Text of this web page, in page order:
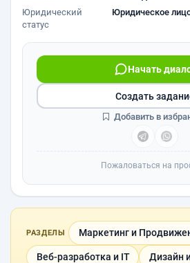
Юридический
статус
Юридическое
Начать
Создать
Добавить в
Пожаловаться на
РАЗДЕЛЫ Маркетинг и
Веб-разработка и IT Дизайн